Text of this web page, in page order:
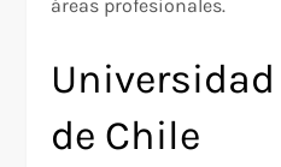
áreas profesionales.​
de Chile